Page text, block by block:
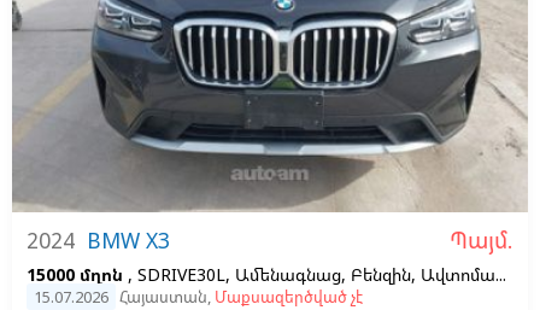
2024 BMW X3 Պայմ.
15000 մղոն , SDRIVE30L, Ամենագնաց, Բենզին, Ավտոմատ, Ձախ,
15.07.2026 Հայաստան, Մաքսազերծված չէ